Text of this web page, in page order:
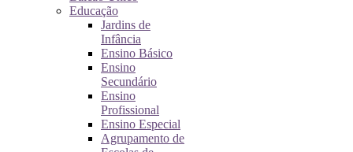
Educação
Jardins de
Infância
Ensino Básico
Ensino
Secundário
Ensino
Profissional
Ensino Especial
Agrupamento de